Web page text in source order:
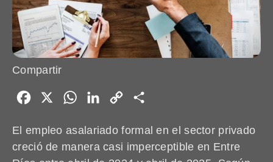
Compartir
Facebook WhatsAppLinkedIn
Copy
El empleo asalariado formal en el sector privado
creció de manera casi imperceptible en Entre